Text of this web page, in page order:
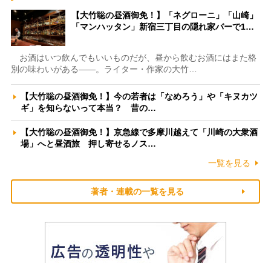
【大竹聡の昼酒御免！】「ネグローニ」「山崎」
「マンハッタン」新宿三丁目の隠れ家バーで1…
お酒はいつ飲んでもいいものだが、昼から飲むお酒にはまた格
別の味わいがある――。ライター・作家の大竹…
【大竹聡の昼酒御免！】今の若者は「なめろう」や「キヌカツ
ギ」を知らないって本当？ 昔の…
【大竹聡の昼酒御免！】京急線で多摩川越えて「川崎の大衆酒
場」へと昼酒旅 押し寄せるノス…
一覧を見る
著者・連載の一覧を見る